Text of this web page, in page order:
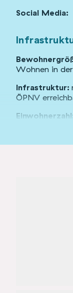
Social Media:
Wohnen in
Infrastruktur:
ÖPNV